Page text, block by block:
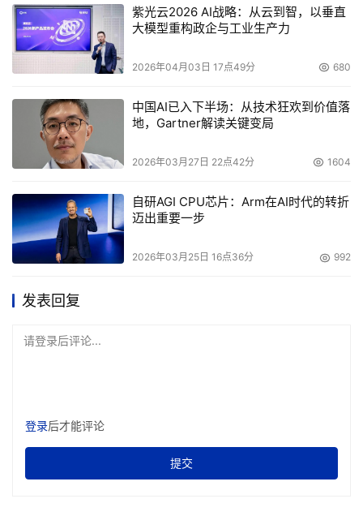
紫光云2026 AI战略：从云到智，以垂直
大模型重构政企与工业生产力
2026年04月03日 17点49分 680
中国AI已入下半场：从技术狂欢到价值落
地，Gartner解读关键变局
2026年03月27日 22点42分 1604
自研AGI CPU芯片：Arm在AI时代的转折
迈出重要一步
2026年03月25日 16点36分 992
发表回复
请登录后评论...
登录后才能评论
提交